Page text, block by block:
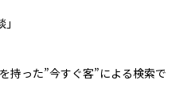
持った”今すぐ客”による検索で